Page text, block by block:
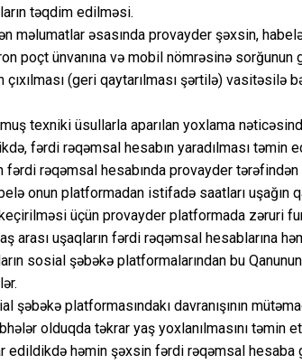
təqdim edilməsi.
məlumatlar əsasında provayder şəxsin,
poçt ünvanına və mobil nömrəsinə
çıxılması (geri qaytarılması şərtilə) vasitəsilə
texniki üsullarla aparılan yoxlama
fərdi rəqəmsal hesabın yaradılması təmin
fərdi rəqəmsal hesabında provayder
onun platformadan istifadə saatları uşağın
üçün provayder platformada zəruri
arası uşaqların fərdi rəqəmsal hesablarına
sosial şəbəkə platformalarından bu
şəbəkə platformasındakı davranışının
olduqda təkrar yaş yoxlanılmasını təmin
edildikdə həmin şəxsin fərdi rəqəmsal hesaba